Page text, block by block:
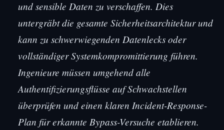
und sensible Daten zu verschaffen. Dies
untergräbt die gesamte Sicherheitsarchitektur und
kann zu schwerwiegenden Datenlecks oder
vollständiger Systemkompromittierung führen.
Ingenieure müssen umgehend alle
Authentifizierungsflüsse auf Schwachstellen
überprüfen und einen klaren Incident-Response-
Plan für erkannte Bypass-Versuche etablieren.